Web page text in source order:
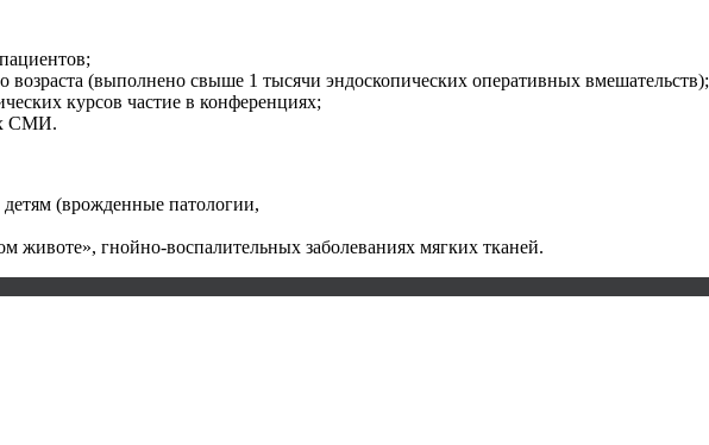
(выполнено свыше 1 тысячи эндоскопических оперативных вмешательств);
курсов частие в конференциях;
СМИ.
(врожденные патологии,
животе», гнойно-воспалительных заболеваниях мягких тканей.